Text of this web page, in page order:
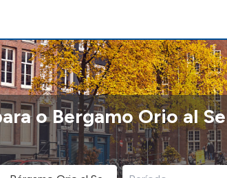
o Bergamo Orio al